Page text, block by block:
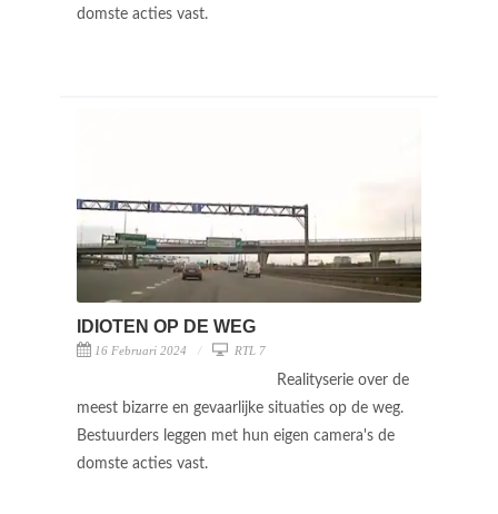
domste acties vast.
IDIOTEN OP DE WEG
16 Februari 2024 RTL 7
Realityserie over de
meest bizarre en gevaarlijke situaties op de weg.
Bestuurders leggen met hun eigen camera's de
domste acties vast.